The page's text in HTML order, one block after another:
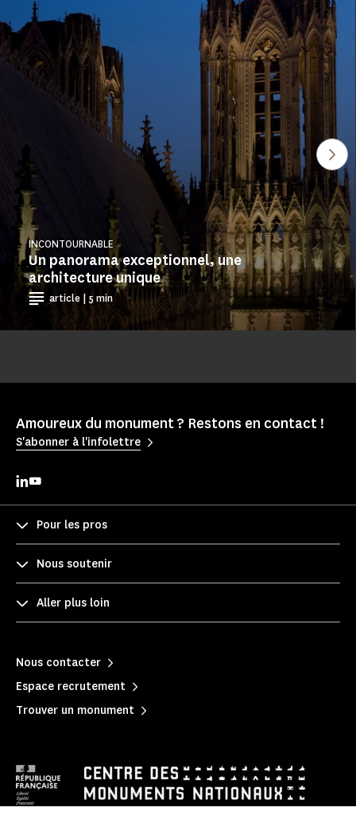
Un panorama exceptionnel, une
architecture unique
INCONTOURNABLE
article | 5 min
Amoureux du monument ? Restons en contact !
S'abonner à l'infolettre
Pour les pros
Nous soutenir
Aller plus loin
Nous contacter
Espace recrutement
Trouver un monument